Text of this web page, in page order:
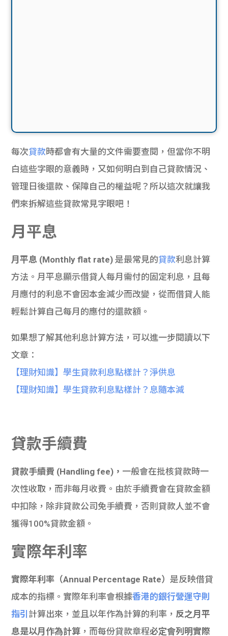
每次貸款時都會有大量的文件需要查閱，但當你不明
白這些字眼的意義時，又如何明白到自己貸款情況、
管理日後還款、保障自己的權益呢？所以這次就讓我
們來拆解這些貸款常見字眼吧！
月平息
月平息 (Monthly flat rate) 是最常見的貸款利息計算
方法。月平息顯示借貸人每月需付的固定利息，且每
月應付的利息不會因本金減少而改變，從而借貸人能
輕鬆計算自己每月的應付的還款額。
如果想了解其他利息計算方法，可以進一步閱讀以下
文章：
【理財知識】學生貸款利息點樣計？淨供息
【理財知識】學生貸款利息點樣計？息隨本減
貸款手續費
貸款手續費 (Handling fee)， 一般會在批核貸款時一
次性收取，而非每月收費。由於手續費會在貸款金額
中扣除，除非貸款公司免手續費，否則貸款人並不會
獲得100%貸款金額。
實際年利率
實際年利率（Annual Percentage Rate）是反映借貸
成本的指標。實際年利率會根據香港的銀行營運守則
指引 計算出來，並且以年作為計算的利率， 反之月平
息是以月作為計算 ，而每份貸款章程必定會列明實際